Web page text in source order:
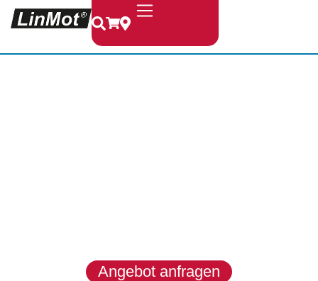
Angebot anfragen